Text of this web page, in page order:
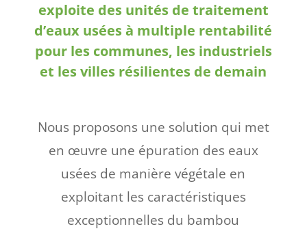
exploite des unités de traitement
d’eaux usées à multiple rentabilité
pour les communes, les industriels
et les villes résilientes de demain
Nous proposons une solution qui met
en œuvre une épuration des eaux
usées de manière végétale en
exploitant les caractéristiques
exceptionnelles du bambou